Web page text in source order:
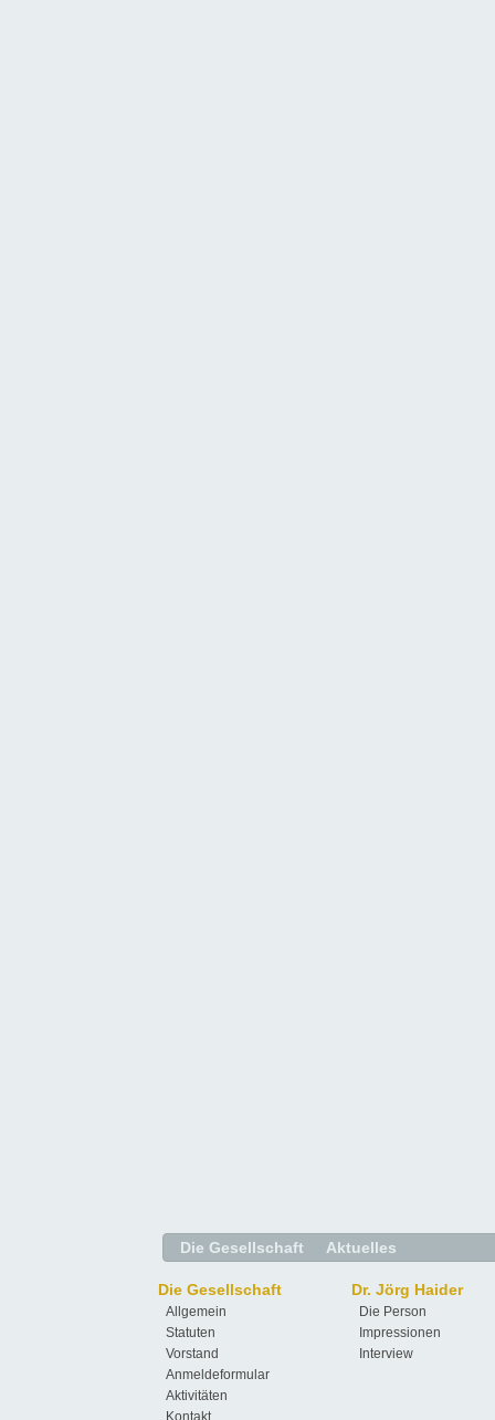
Die Gesellschaft Aktuelles
Die Gesellschaft
Allgemein
Statuten
Vorstand
Anmeldeformular
Aktivitäten
Kontakt
Dr. Jörg Haider
Die Person
Impressionen
Interview